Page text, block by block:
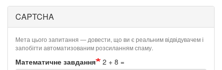
CAPTCHA
Мета цього запитання — довести, що ви є реальним відвідувачем і
запобігти автоматизованим розсиланням спаму.
Математичне завдання 2 + 8 =